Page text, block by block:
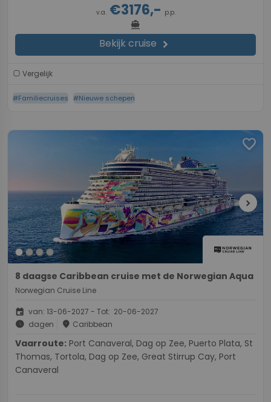
v.a.€3176,- p.p.
directions_boat
Bekijk cruise chevron_right
Vergelijk
#Familiecruises #Nieuwe schepen
favorite
chevron_right
8 daagse Caribbean cruise met de Norwegian Aqua
Norwegian Cruise Line
event van: 13-06-2027 - Tot: 20-06-2027
schedule dagen place Caribbean
Vaarroute:
Thomas, Tortola, Dag op Zee, Great Stirrup Cay, Port
Canaveral